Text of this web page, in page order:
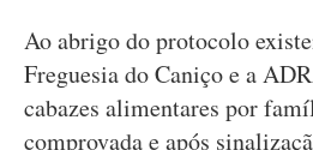
Ao abrigo do protocolo
Freguesia do Caniço e a
cabazes alimentares por
comprovada e após